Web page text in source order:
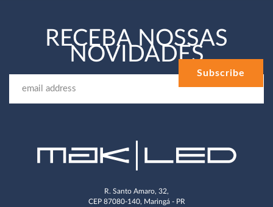
RECEBA NOSSAS
NOVIDADES
R. Santo Amaro, 32,
CEP 87080-140, Maringá - PR